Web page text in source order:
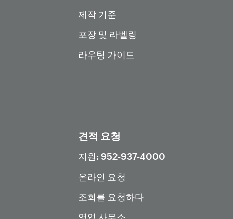
제작 기준
포장 및 라벨링
라우팅 가이드
견적 요청
지원: 952-937-4000
온라인 요청
조회를 요청하다